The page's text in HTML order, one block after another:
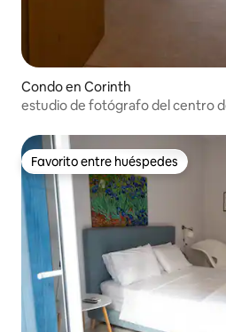
Condo en Corinth
estudio de fotógrafo del centro
Favorito entre huéspedes
Favorito entre huéspedes